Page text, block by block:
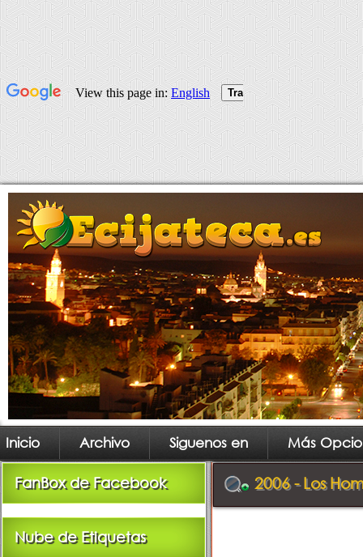
Inicio Archivo Siguenos en Más
FanBox de Facebook
Nube de Etiquetas
2006 - Los